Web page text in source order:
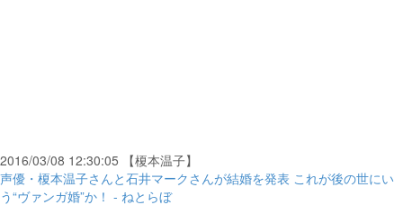
2016/03/08 12:30:05 【榎本温子】
声優・榎本温子さんと石井マークさんが結婚を発表 これが後の世にい
う“ヴァンガ婚”か！ - ねとらぼ